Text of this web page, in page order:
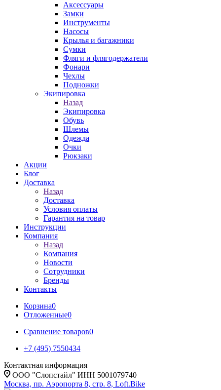
Аксессуары
Замки
Инструменты
Насосы
Крылья и багажники
Сумки
Фляги и флягодержатели
Фонари
Чехлы
Подножки
Экипировка
Назад
Экипировка
Обувь
Шлемы
Одежда
Очки
Рюкзаки
Акции
Блог
Доставка
Назад
Доставка
Условия оплаты
Гарантия на товар
Инструкции
Компания
Назад
Компания
Новости
Сотрудники
Бренды
Контакты
Корзина0
Отложенные0
Сравнение товаров0
+7 (495) 7550434
Контактная информация
ООО "Слопстайл" ИНН 5001079740
Москва, пр. Аэропорта 8, стр. 8, Loft.Bike